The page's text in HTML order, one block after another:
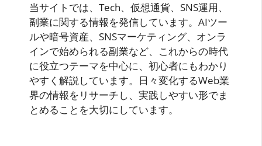
当サイトでは、Tech、仮想通貨、SNS運用、
副業に関する情報を発信しています。AIツー
ルや暗号資産、SNSマーケティング、オンラ
インで始められる副業など、これからの時代
に役立つテーマを中心に、初心者にもわかり
やすく解説しています。日々変化するWeb業
界の情報をリサーチし、実践しやすい形でま
とめることを大切にしています。